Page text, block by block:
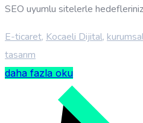
SEO uyumlu sitelerle
E-ticaret, Kocaeli Dijital,
tasarım
daha fazla oku